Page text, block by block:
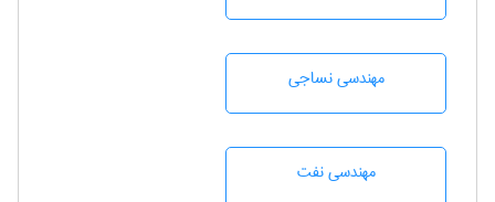
مهندسي نساجی
مهندسی نفت